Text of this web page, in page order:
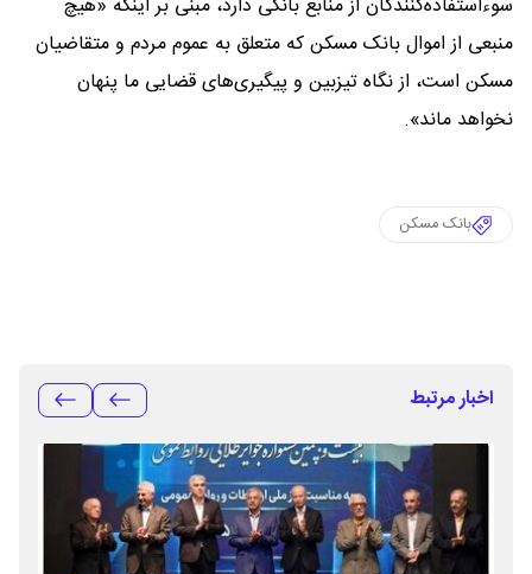
سوءاستفاده‌کنندگان از منابع بانکی دارد، مبنی بر اینکه «هیچ
منبعی از اموال بانک مسکن که متعلق به عموم مردم و متقاضیان
مسکن است، از نگاه تیزبین و پیگیری‌های قضایی ما پنهان
نخواهد ماند».
بانک مسکن
اخبار مرتبط